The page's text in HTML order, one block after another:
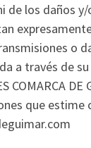
de los daños
o
a través de
COMARCA
que estime